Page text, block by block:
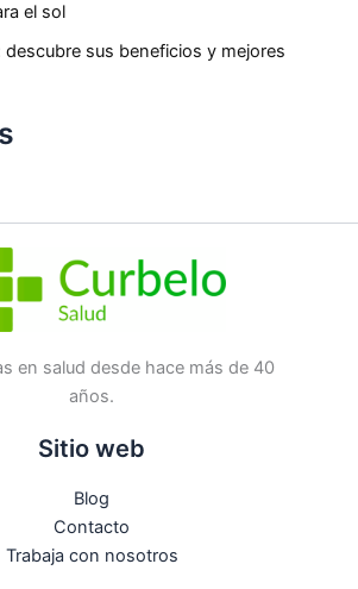
el sol
descubre sus beneficios y mejores
en salud desde hace más de 40
años.
Sitio web
Blog
Contacto
Trabaja con nosotros